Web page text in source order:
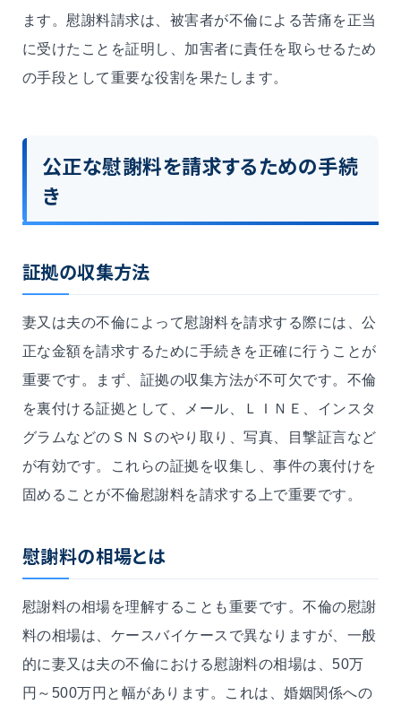
ます。慰謝料請求は、被害者が不倫による苦痛を正当
に受けたことを証明し、加害者に責任を取らせるため
の手段として重要な役割を果たします。
公正な慰謝料を請求するための手続
き
証拠の収集方法
妻又は夫の不倫によって慰謝料を請求する際には、公
正な金額を請求するために手続きを正確に行うことが
重要です。まず、証拠の収集方法が不可欠です。不倫
を裏付ける証拠として、メール 、ＬＩＮＥ、インスタ
グラムなどのＳＮＳのやり取り、写真、目撃証言など
が有効です。これらの証拠を収集し、事件の裏付けを
固めることが不倫慰謝料を請求する上で重要です。
慰謝料の相場とは
慰謝料の相場を理解することも重要です。不倫の慰謝
料の相場は、ケースバイケースで異なりますが、一般
的に妻又は夫の不倫における慰謝料の相場は、50万
円～ 500万円と幅があります。これは、婚姻関係への